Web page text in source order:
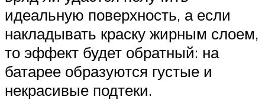
идеальную поверхность, а если
накладывать краску жирным слоем,
то эффект будет обратный: на
батарее образуются густые и
некрасивые подтеки.